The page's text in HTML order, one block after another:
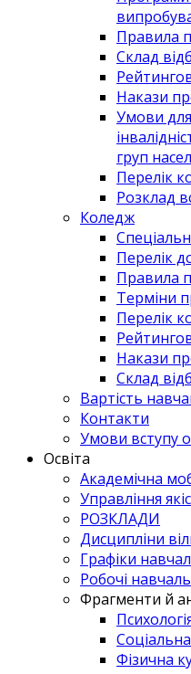
Правила
Склад
Накази
Умови для
груп
Перелік
Розклад
Коледж
Перелік
Правила
Терміни
Перелік
Накази
Склад
Вартість
Контакти
Умови вступу
Освіта
Академічна
Управління
РОЗКЛАДИ
Дисципліни
Графіки
Робочі
Фрагменти й
Фізична